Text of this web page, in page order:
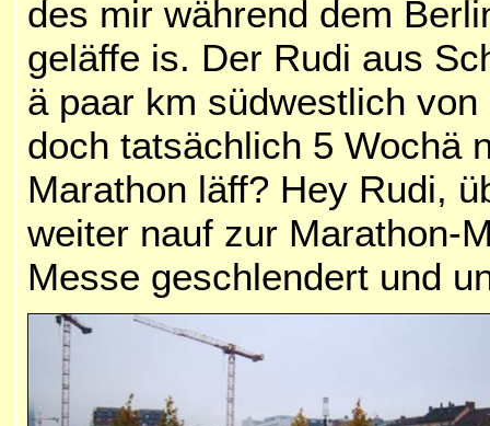
des mir während dem
geläffe is. Der Rudi aus
ä paar km südwestlich
doch tatsächlich 5 Wochä
Marathon läff? Hey Rudi,
weiter nauf zur Marathon-
Messe geschlendert und